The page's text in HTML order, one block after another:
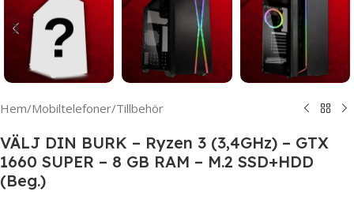
Hem/Mobiltelefoner/Tillbehör
VÄLJ DIN BURK – Ryzen 3 (3,4GHz) – GTX
1660 SUPER – 8 GB RAM – M.2 SSD+HDD
(Beg.)